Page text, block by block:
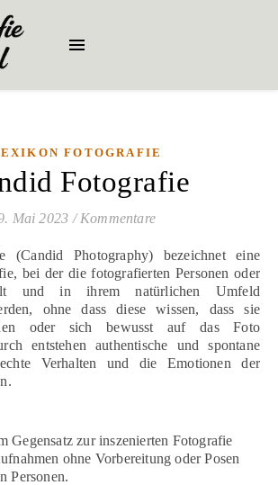
FOTOGRAFIE
Fotografie
Mai 2023 / Kommentare
bei der die fotografierten Personen oder
und in ihrem natürlichen Umfeld
ohne dass diese wissen, dass sie
oder sich bewusst auf das Foto
entstehen authentische und spontane
Verhalten und die Emotionen der
Gegensatz zur inszenierten Fotografie
ohne Vorbereitung oder Posen
Personen.